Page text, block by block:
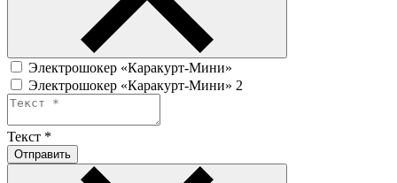
Электрошокер «Каракурт-Мини»
Электрошокер «Каракурт-Мини» 2
Текст *
Отправить